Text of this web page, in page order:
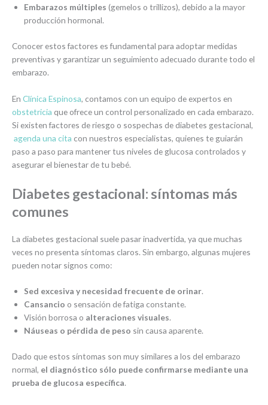
Embarazos múltiples (gemelos o trillizos), debido a la mayor
producción hormonal.
Conocer estos factores es fundamental para adoptar medidas
preventivas y garantizar un seguimiento adecuado durante todo el
embarazo.
En Clínica Espinosa, contamos con un equipo de expertos en
obstetricia que ofrece un control personalizado en cada embarazo.
Si existen factores de riesgo o sospechas de diabetes gestacional,
agenda una cita con nuestros especialistas, quienes te guiarán
paso a paso para mantener tus niveles de glucosa controlados y
asegurar el bienestar de tu bebé.
Diabetes gestacional: síntomas más
comunes
La diabetes gestacional suele pasar inadvertida, ya que muchas
veces no presenta síntomas claros. Sin embargo, algunas mujeres
pueden notar signos como:
Sed excesiva y necesidad frecuente de orinar.
Cansancio o sensación de fatiga constante.
Visión borrosa o alteraciones visuales.
Náuseas o pérdida de peso sin causa aparente.
Dado que estos síntomas son muy similares a los del embarazo
normal, el diagnóstico sólo puede confirmarse mediante una
prueba de glucosa específica.